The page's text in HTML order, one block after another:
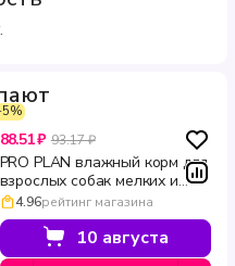
88.51 ₽ 93.17 ₽
PRO PLAN влажный корм для
взрослых собак мелких и
карликовых пород с
чувствительной кожей с
лососем в соусе Sensitive
Skin 85 г
4.96рейтинг магазина
10 августа